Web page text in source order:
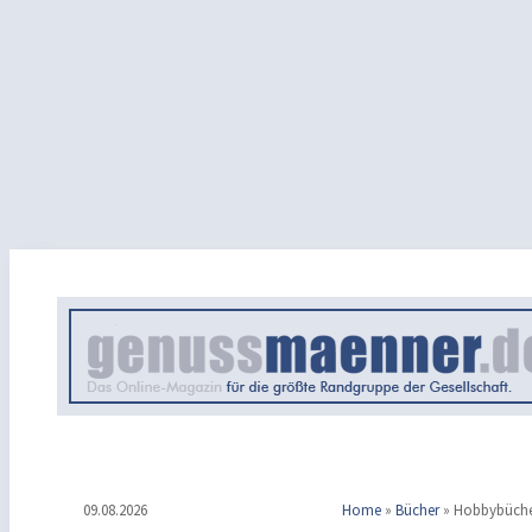
09.08.2026 Home » Bücher »